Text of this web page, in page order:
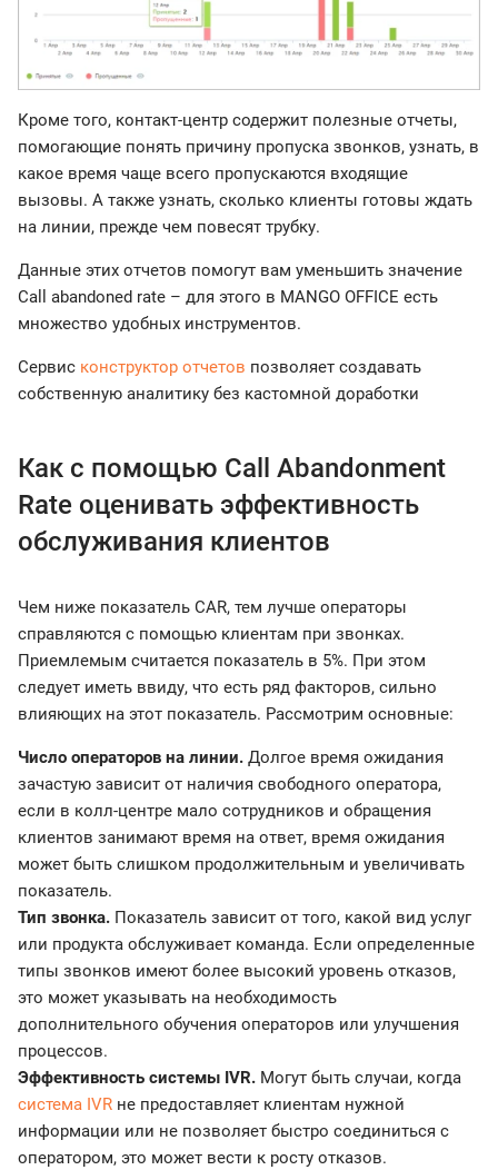
Кроме того, контакт-центр содержит полезные отчеты,
помогающие понять причину пропуска звонков, узнать, в
какое время чаще всего пропускаются входящие
вызовы. А также узнать, сколько клиенты готовы ждать
на линии, прежде чем повесят трубку.
Данные этих отчетов помогут вам уменьшить значение
Call abandoned rate – для этого в MANGO OFFICE есть
множество удобных инструментов.
Сервис конструктор отчетов позволяет создавать
собственную аналитику без кастомной доработки
Как с помощью Call Abandonment
Rate оценивать эффективность
обслуживания клиентов
Чем ниже показатель CAR, тем лучше операторы
справляются с помощью клиентам при звонках.
Приемлемым считается показатель в 5%. При этом
следует иметь ввиду, что есть ряд факторов, сильно
влияющих на этот показатель. Рассмотрим основные:
Число операторов на линии. Долгое время ожидания
зачастую зависит от наличия свободного оператора,
если в колл-центре мало сотрудников и обращения
клиентов занимают время на ответ, время ожидания
может быть слишком продолжительным и увеличивать
показатель.
Тип звонка. Показатель зависит от того, какой вид услуг
или продукта обслуживает команда. Если определенные
типы звонков имеют более высокий уровень отказов,
это может указывать на необходимость
дополнительного обучения операторов или улучшения
процессов.
Эффективность системы IVR. Могут быть случаи, когда
система IVR не предоставляет клиентам нужной
информации или не позволяет быстро соединиться с
оператором, это может вести к росту отказов.